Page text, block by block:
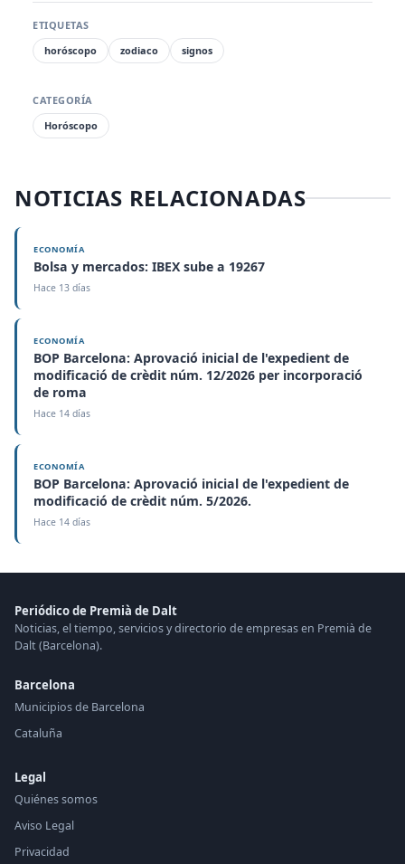
ETIQUETAS
horóscopo
zodiaco signos
CATEGORÍA
Horóscopo
NOTICIAS RELACIONADAS
ECONOMÍA
Bolsa y mercados: IBEX sube a 19267
Hace 13 días
ECONOMÍA
BOP Barcelona: Aprovació inicial de l'expedient de
modificació de crèdit núm. 12/2026 per incorporació
de roma
Hace 14 días
ECONOMÍA
BOP Barcelona: Aprovació inicial de l'expedient de
modificació de crèdit núm. 5/2026.
Hace 14 días
Periódico de Premià de Dalt
Noticias, el tiempo, servicios y directorio de empresas en Premià de
Dalt (Barcelona).
Barcelona
Municipios de Barcelona
Cataluña
Legal
Quiénes somos
Aviso Legal
Privacidad